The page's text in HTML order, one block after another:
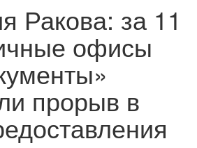
Ракова: за 11
офисы
прорыв в